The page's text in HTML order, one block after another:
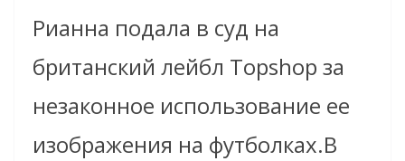
Рианна подала в суд на
британский лейбл Topshop за
незаконное использование ее
изображения на футболках.В